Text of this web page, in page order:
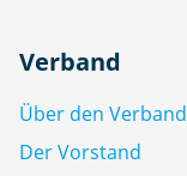
Verband
Über den Verband
Der Vorstand